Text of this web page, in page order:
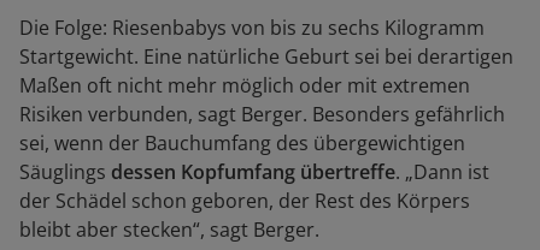
Die Folge: Riesenbabys von bis zu sechs Kilogramm
Startgewicht. Eine natürliche Geburt sei bei derartigen
Maßen oft nicht mehr möglich oder mit extremen
Risiken verbunden, sagt Berger. Besonders gefährlich
sei, wenn der Bauchumfang des übergewichtigen
Säuglings dessen Kopfumfang übertreffe. „Dann ist
der Schädel schon geboren, der Rest des Körpers
bleibt aber stecken“, sagt Berger.